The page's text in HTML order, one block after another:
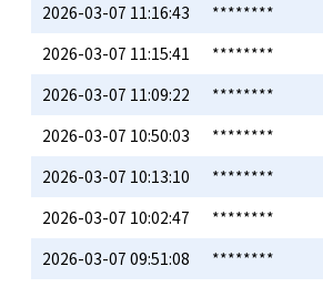
2026-03-07 11:16:43
********
2026-03-07 11:15:41
********
2026-03-07 11:09:22
********
2026-03-07 10:50:03
********
2026-03-07 10:13:10
********
2026-03-07 10:02:47
********
2026-03-07 09:51:08
********